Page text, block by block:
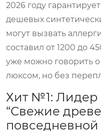
2026 году
дешевых
могут вызвать
составил от 1200 до
уже можно говорить
люксом, но без
Хит №1: Лидер
“Свежие
повседневной